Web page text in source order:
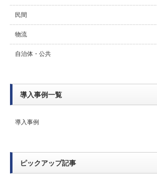
民間
物流
自治体・公共
導入事例一覧
導入事例
ピックアップ記事